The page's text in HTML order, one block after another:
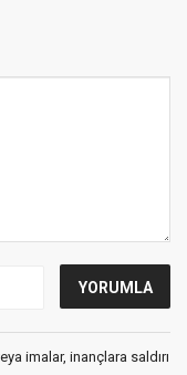
imalar, inançlara saldırı